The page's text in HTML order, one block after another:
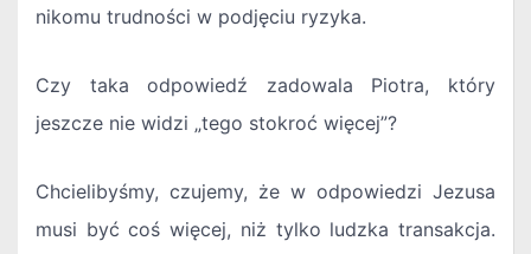
nikomu trudności w podjęciu ryzyka.
Czy taka odpowiedź zadowala Piotra, który
jeszcze nie widzi „tego stokroć więcej”?
Chcielibyśmy, czujemy, że w odpowiedzi Jezusa
musi być coś więcej, niż tylko ludzka transakcja.